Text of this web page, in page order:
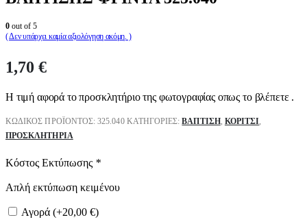
0 out of 5
( Δεν υπάρχει καμία αξιολόγηση ακόμη. )
1,70 €
Η τιμή αφορά το προσκλητήριο της φωτογραφίας οπως το βλέπετε .
ΚΩΔΙΚΌΣ ΠΡΟΪΌΝΤΟΣ:325.040 ΚΑΤΗΓΟΡΊΕΣ:ΒΑΠΤΙΣΗ, ΚΟΡΊΤΣΙ
ΠΡΟΣΚΛΗΤΉΡΙΑ
Κόστος Εκτύπωσης *
Απλή εκτύπωση κειμένου
Αγορά (+20,00 €)